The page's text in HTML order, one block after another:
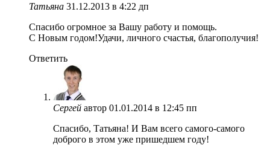
Татьяна 31.12.2013 в 4:22 дп
Спасибо огромное за Вашу работу и помощь.
С Новым годом!Удачи, личного счастья, благополучия!
Ответить
Сергей автор 01.01.2014 в 12:45 пп
Спасибо, Татьяна! И Вам всего самого-самого
доброго в этом уже пришедшем году!